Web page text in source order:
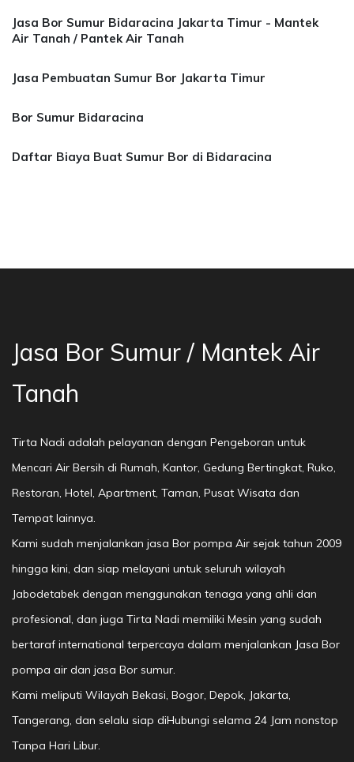
Jasa Bor Sumur Bidaracina Jakarta Timur - Mantek
Air Tanah / Pantek Air Tanah
Jasa Pembuatan Sumur Bor Jakarta Timur
Bor Sumur Bidaracina
Daftar Biaya Buat Sumur Bor di Bidaracina
Jasa Bor Sumur / Mantek Air
Tanah
Tirta Nadi adalah pelayanan dengan Pengeboran untuk
Mencari Air Bersih di Rumah, Kantor, Gedung Bertingkat, Ruko,
Restoran, Hotel, Apartment, Taman, Pusat Wisata dan
Tempat lainnya.
Kami sudah menjalankan jasa Bor pompa Air sejak tahun 2009
hingga kini, dan siap melayani untuk seluruh wilayah
Jabodetabek dengan menggunakan tenaga yang ahli dan
profesional, dan juga Tirta Nadi memiliki Mesin yang sudah
bertaraf international terpercaya dalam menjalankan Jasa Bor
pompa air dan jasa Bor sumur.
Kami meliputi Wilayah Bekasi, Bogor, Depok, Jakarta,
Tangerang, dan selalu siap diHubungi selama 24 Jam nonstop
Tanpa Hari Libur.